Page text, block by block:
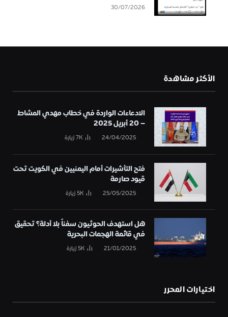
30/07/2026
الأكثر مشاهدة
الادعاءات الواردة في خطاب مهدي المشاط
– 20 أبريل 2025
24/04/2025
7Kزيارة
فتح التأشيرات أمام اليمنيين في الكويت تحت
قيود صارمة
25/05/2025
5Kزيارة
هل استهدف الحوثيون سفناً بلا أدلة؟ تحقيق
في قائمة الهجمات البحرية
21/01/2025
5Kزيارة
اختيارات المحرر